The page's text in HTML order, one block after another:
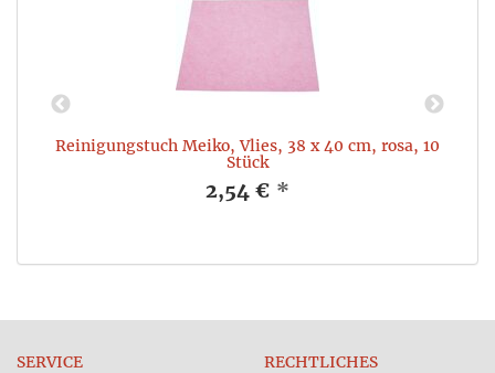
Reinigungstuch Meiko, Vlies, 38 x 40 cm, rosa, 10
Stück
2,54 € *
SERVICE RECHTLICHES